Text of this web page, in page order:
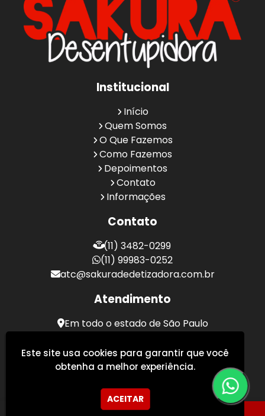
Institucional
Início
Quem Somos
O Que Fazemos
Como Fazemos
Depoimentos
Contato
Informações
Contato
(11) 3482-0299
(11) 99983-0252
atc@sakuradedetizadora.com.br
Atendimento
Em todo o estado de São Paulo
Este site usa cookies para garantir que você
obtenha a melhor experiência.
ACEITAR